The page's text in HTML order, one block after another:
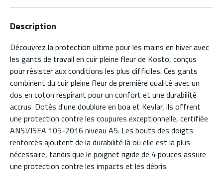
Description
Découvrez la protection ultime pour les mains en hiver avec
les gants de travail en cuir pleine fleur de Kosto, conçus
pour résister aux conditions les plus difficiles. Ces gants
combinent du cuir pleine fleur de première qualité avec un
dos en coton respirant pour un confort et une durabilité
accrus. Dotés d'une doublure en boa et Kevlar, ils offrent
une protection contre les coupures exceptionnelle, certifiée
ANSI/ISEA 105-2016 niveau A5. Les bouts des doigts
renforcés ajoutent de la durabilité là où elle est la plus
nécessaire, tandis que le poignet rigide de 4 pouces assure
une protection contre les impacts et les débris.